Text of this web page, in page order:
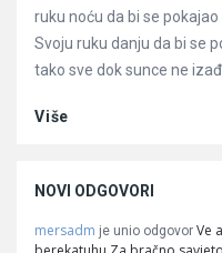
ruku noću da bi se
Svoju ruku danju da bi se
tako sve dok sunce ne
Više
NOVI ODGOVORI
mersadm je unio odgovor Ve